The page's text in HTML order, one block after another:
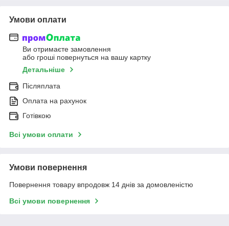
Умови оплати
Ви отримаєте замовлення
або гроші повернуться на вашу картку
Детальніше
Післяплата
Оплата на рахунок
Готівкою
Всі умови оплати
Умови повернення
Повернення товару впродовж 14 днів за домовленістю
Всі умови повернення